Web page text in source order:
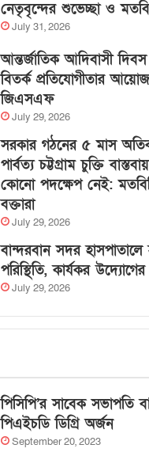
নেতৃবৃন্দের শুভেচ্ছা ও
July 31, 2026
আন্তর্জাতিক আদিবাসী
বিতর্ক প্রতিযোগীতার
জিএসএফ
July 29, 2026
সরকার গঠনের ৫ মাস
পার্বত্য চট্টগ্রাম চুক্তি
কোনো পদক্ষেপ নেই:
বক্তারা
July 29, 2026
বান্দরবান সদর
পরিস্থিতি, কার্যকর উদ্যোগের
July 29, 2026
পিসিপি’র সাবেক সভাপতি
পিএইচডি ডিগ্রি অর্জন
September 20, 2023